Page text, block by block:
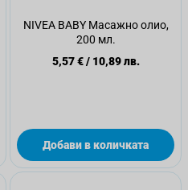
NIVEA BABY Масажно олио,
200 мл.
5,57 €/ 10,89 лв.
Добави в количката